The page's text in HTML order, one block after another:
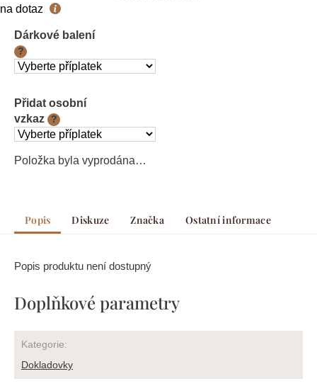
Měrná
na dotaz
Dárkové balení
?
Přidat osobní
vzkaz
?
Položka byla vyprodána…
Popis Diskuze Značka Ostatní informace
Popis produktu není dostupný
Doplňkové parametry
Kategorie:
Dokladovky